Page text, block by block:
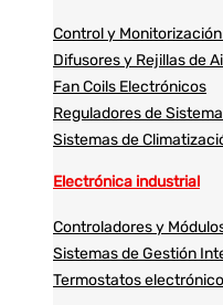
Control y
Difusores y Rejillas de
Fan Coils Electrónicos
Reguladores de
Sistemas de
Electrónica industrial
Controladores y
Sistemas de Gestión
Termostatos